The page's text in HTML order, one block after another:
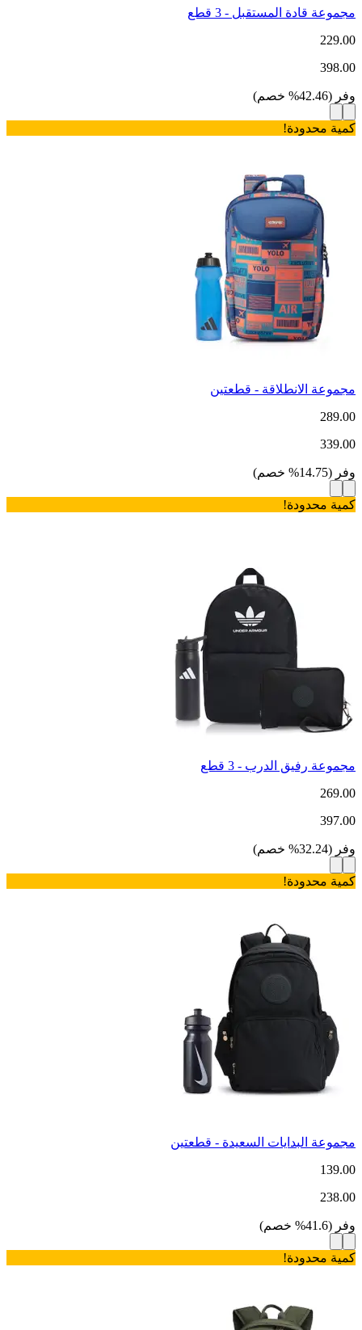
مجموعة قادة المستقبل - 3 قطع
229.00
398.00
وفر (
42.46
% خصم)
كمية محدودة!
مجموعة الانطلاقة - قطعتين
289.00
339.00
وفر (
14.75
% خصم)
كمية محدودة!
مجموعة رفيق الدرب - 3 قطع
269.00
397.00
وفر (
32.24
% خصم)
كمية محدودة!
مجموعة البدايات السعيدة - قطعتين
139.00
238.00
وفر (
41.6
% خصم)
كمية محدودة!